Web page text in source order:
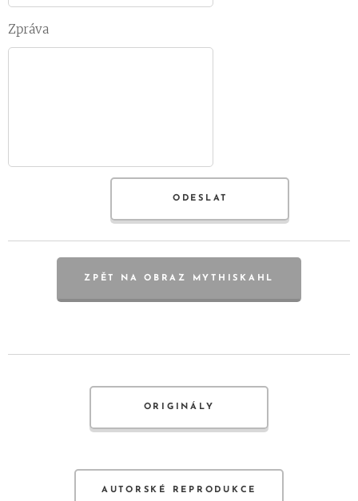
Zpráva
ODESLAT
ZPĚT NA OBRAZ MYTHISKAHL
ORIGINÁLY
AUTORSKÉ REPRODUKCE